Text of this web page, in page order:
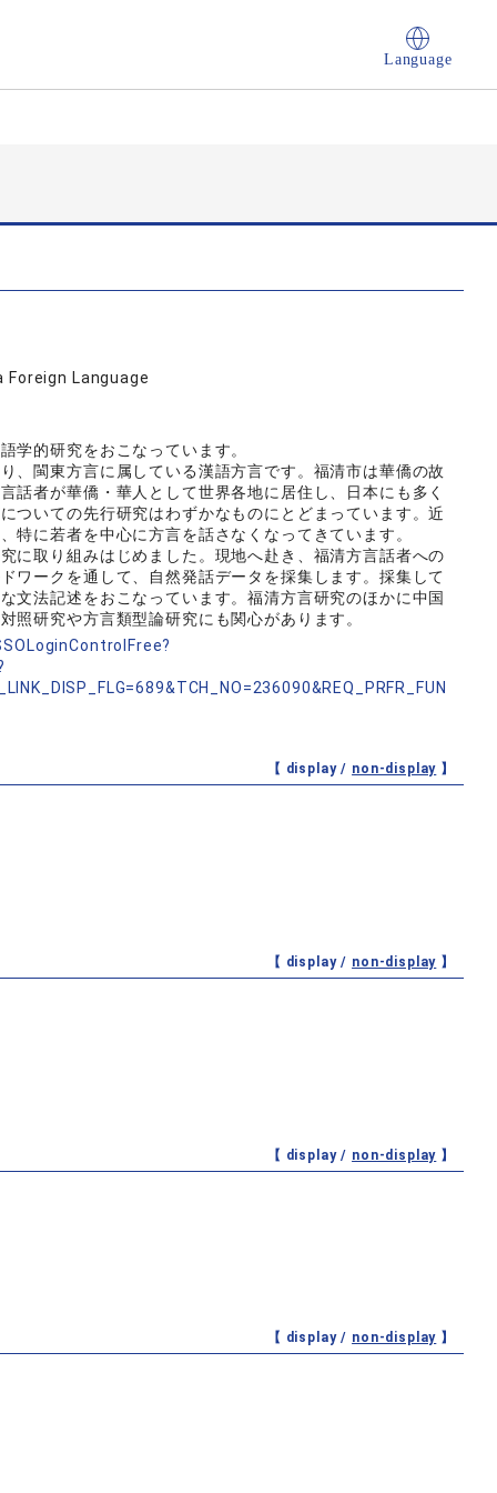
Language
Language
学的研究をおこなっています。
、閩東方言に属している漢語方言です。福清市は華僑の故
話者が華僑・華人として世界各地に居住し、日本にも多く
ついての先行研究はわずかなものにとどまっています。近
特に若者を中心に方言を話さなくなってきています。
に取り組みはじめました。現地へ赴き、福清方言話者への
ワークを通して、自然発話データを採集します。採集して
文法記述をおこなっています。福清方言研究のほかに中国
照研究や方言類型論研究にも関心があります。
【 display / non-display 】
【 display / non-display 】
【 display / non-display 】
【 display / non-display 】